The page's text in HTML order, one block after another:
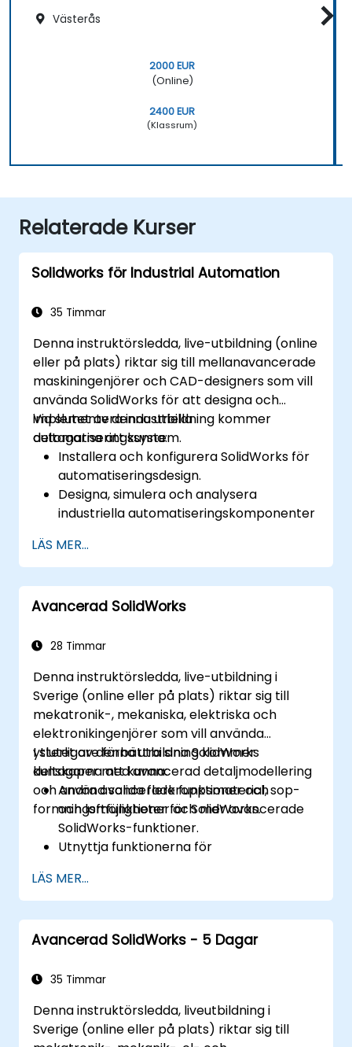
Västerås
2000 EUR
(Online)
2400 EUR
(Klassrum)
Relaterade Kurser
Solidworks för Industrial Automation
35 Timmar
Denna instruktörsledda, live-utbildning (online
eller på plats) riktar sig till mellanavancerade
maskiningenjörer och CAD-designers som vill
använda SolidWorks för att designa och
implementera industriella
automatiseringssystem.
Vid slutet av denna utbildning kommer
deltagarna att kunna:
Installera och konfigurera SolidWorks för
automatiseringsdesign.
Designa, simulera och analysera
industriella automatiseringskomponenter
Exportera design för realvärdigt
implementering i industriella miljöer.
LÄS MER...
Avancerad SolidWorks
28 Timmar
Denna instruktörsledda, live-utbildning i
Sverige (online eller på plats) riktar sig till
mekatronik-, mekaniska, elektriska och
elektronikingenjörer som vill använda
ytterligare förbättra sina SolidWorks
kunskaper med avancerad detaljmodellering
och andra avancerade funktioner och
formningsmöjligheter för SolidWorks.
I slutet av denna utbildning kommer
deltagarna att kunna:
Använd solida flerkroppsmaterial, sop-
och loftfunktioner och mer avancerade
SolidWorks-funktioner.
Utnyttja funktionerna för
SolidWorks.
Bemästra de avancerade
modelleringsfunktionerna i SolidWorks.
LÄS MER...
Avancerad SolidWorks - 5 Dagar
35 Timmar
Denna instruktörsledda, liveutbildning i
Sverige (online eller på plats) riktar sig till